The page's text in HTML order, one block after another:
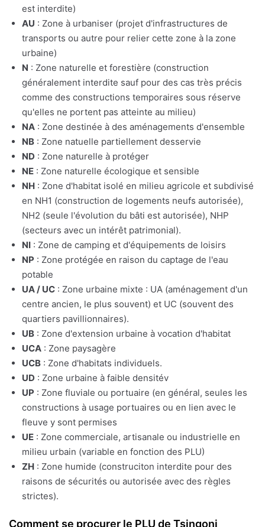
est interdite)
AU : Zone à urbaniser (projet d'infrastructures de
transports ou autre pour relier cette zone à la zone
urbaine)
N : Zone naturelle et forestière (construction
généralement interdite sauf pour des cas très précis
comme des constructions temporaires sous réserve
qu'elles ne portent pas atteinte au milieu)
NA : Zone destinée à des aménagements d'ensemble
NB : Zone natuelle partiellement desservie
ND : Zone naturelle à protéger
NE : Zone naturelle écologique et sensible
NH : Zone d'habitat isolé en milieu agricole et subdivisé
en NH1 (construction de logements neufs autorisée),
NH2 (seule l'évolution du bâti est autorisée), NHP
(secteurs avec un intérêt patrimonial).
NI : Zone de camping et d'équipements de loisirs
NP : Zone protégée en raison du captage de l'eau
potable
UA / UC : Zone urbaine mixte : UA (aménagement d'un
centre ancien, le plus souvent) et UC (souvent des
quartiers pavillionnaires).
UB : Zone d'extension urbaine à vocation d'habitat
UCA : Zone paysagère
UCB : Zone d'habitats individuels.
UD : Zone urbaine à faible densitév
UP : Zone fluviale ou portuaire (en général, seules les
constructions à usage portuaires ou en lien avec le
fleuve y sont permises
UE : Zone commerciale, artisanale ou industrielle en
milieu urbain (variable en fonction des PLU)
ZH : Zone humide (construciton interdite pour des
raisons de sécurités ou autorisée avec des règles
strictes).
Comment se procurer le PLU de Tsingoni